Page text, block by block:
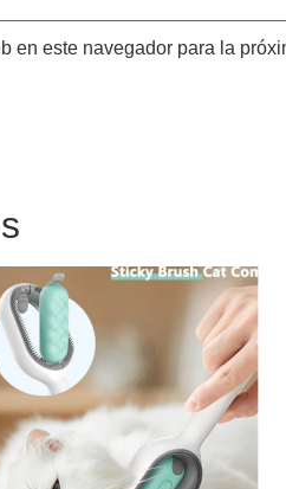
en este navegador para la